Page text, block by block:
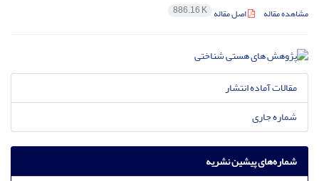
مشاهده مقاله اصل مقاله 886.16 K
مقالات آماده انتشار
شماره جاری
شماره‌های پیشین نشریه